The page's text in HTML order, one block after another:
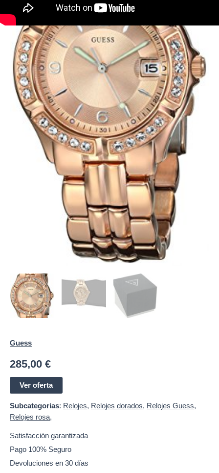
Guess
285,00 €
Ver oferta
Subcategorias: Relojes, Relojes dorados, Relojes Guess,
Relojes rosa,
Satisfacción garantizada
Pago 100% Seguro
Devoluciones en 30 días